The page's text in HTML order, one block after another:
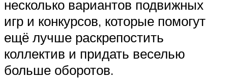
несколько вариантов подвижных
игр и конкурсов, которые помогут
ещё лучше раскрепостить
коллектив и придать веселью
больше оборотов.